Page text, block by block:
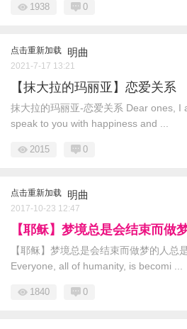
1938 0
点击重新加载 明曲
2021-7-17 13:21
【抹大拉的玛丽亚】恋爱关系
抹大拉的玛丽亚-恋爱关系 Dear ones, I
speak to you with happiness and ...
2015 0
点击重新加载 明曲
2017-10-23 12:47
【耶稣】梦境总是会结束而做
【耶稣】梦境总是会结束而做梦的人总
Everyone, all of humanity, is becomi ...
1840 0